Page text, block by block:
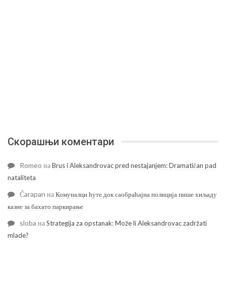
Скорашњи коментари
Romeo наBrus i Aleksandrovac pred nestajanjem: Dramatičan pad
nataliteta
Čarapan наКомуналци ћуте док саобраћајна полиција пише хиљаду
казне за бахато паркирање
sloba наStrategija za opstanak: Može li Aleksandrovac zadržati
mlade?